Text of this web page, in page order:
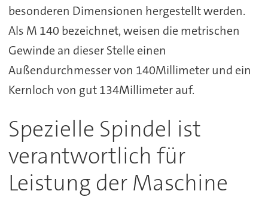
besonderen Dimensionen hergestellt werden.
Als M 140 bezeichnet, weisen die metrischen
Gewinde an dieser Stelle einen
Außendurchmesser von 140Millimeter und ein
Kernloch von gut 134Millimeter auf.
Spezielle Spindel ist
verantwortlich für
Leistung der Maschine